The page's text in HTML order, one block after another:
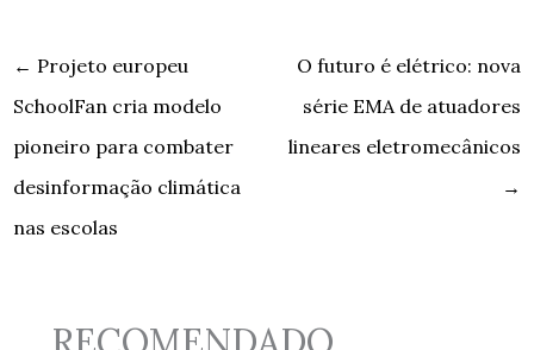
← Projeto europeu
SchoolFan cria modelo
pioneiro para combater
desinformação climática
nas escolas
O futuro é elétrico: nova
série EMA de atuadores
lineares eletromecânicos
→